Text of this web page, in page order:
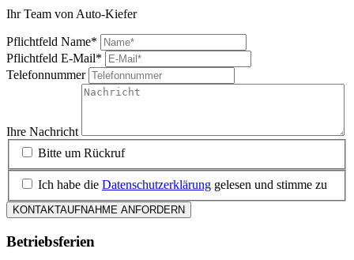
Ihr Team von Auto-Kiefer
Pflichtfeld Name*
Pflichtfeld E-Mail*
Telefonnummer
Ihre Nachricht
Bitte um Rückruf
Ich habe die Datenschutzerklärung gelesen und stimme zu
KONTAKTAUFNAHME ANFORDERN
Betriebsferien